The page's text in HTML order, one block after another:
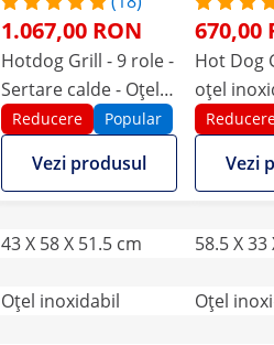
1.067,00 RON
Hotdog Grill - 9 role -
Sertare calde - Oțel
inoxidabil
Reducere Popular
Vezi produsul
670,00
Hot Dog
oțel
Vezi
43 X 58 X 51.5 cm
58.5 X
Oţel inoxidabil
Oţel